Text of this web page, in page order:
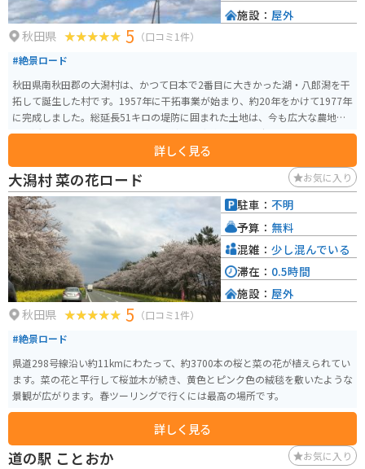
がある公園で、家族連れにも人気です。
秋田県 5 （口コミ1件）
#絶景ロード
秋田県南秋田郡の大潟村は、かつて日本で2番目に大きかった湖・八郎潟を干
拓して誕生した村です。1957年に干拓事業が始まり、約20年をかけて1977年
に完成しました。総延長51キロの堤防に囲まれた土地は、今も広大な農地と
して活用されています。 地平線まで続く一直線の道路や広々とした風景は、
バイクで走ると爽快そのもの。交通量も比較的少なく、ツーリングには理想
的な環境です。干拓博物館や「大潟富士」などの見どころも点在し、のどか
な田園風景の中で秋田らしいスケールの大きな景色を楽しむことができま
す。
詳しく見る
施設： 屋外
大潟村 菜の花ロード お気に入り
秋田県 5 （口コミ1件）
#絶景ロード
県道298号線沿い約11kmにわたって、約3700本の桜と菜の花が植えられてい
ます。菜の花と平行して桜並木が続き、黄色とピンク色の絨毯を敷いたような
景観が広がります。春ツーリングで行くには最高の場所です。
詳しく見る
駐車： 不明
予算： 無料
混雑： 少し混んでいる
滞在： 0.5時間
施設： 屋外
道の駅 ことおか お気に入り